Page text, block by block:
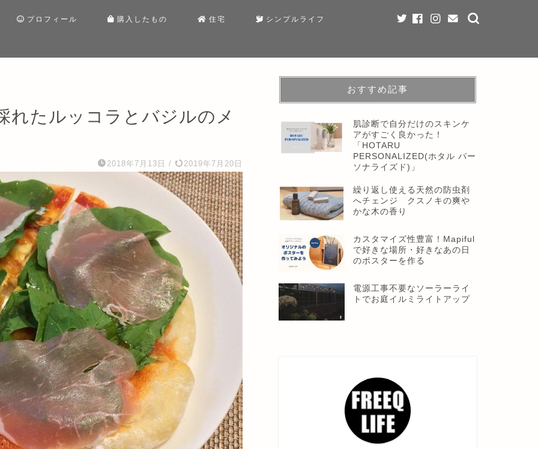
プロフィール 購入したもの 住宅 シンプルライフ
たルッコラとバジルのメ
2018年7月13日 / 2019年7月20日
おすすめ記事
肌診断で自分だけのスキンケ
アがすごく良かった！
「HOTARU
PERSONALIZED(ホタル パー
ソナライズド)」
繰り返し使える天然の防虫剤
へチェンジ クスノキの爽や
かな木の香り
カスタマイズ性豊富！Mapiful
で好きな場所・好きなあの日
のポスターを作る
電源工事不要なソーラーライ
トでお庭イルミライトアップ